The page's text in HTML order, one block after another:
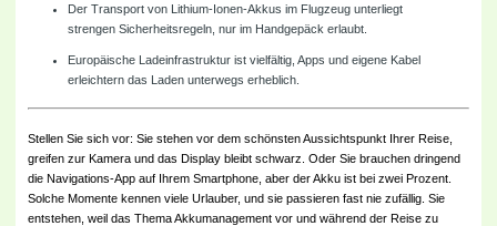
Der Transport von Lithium-Ionen-Akkus im Flugzeug unterliegt
strengen Sicherheitsregeln, nur im Handgepäck erlaubt.
Europäische Ladeinfrastruktur ist vielfältig, Apps und eigene Kabel
erleichtern das Laden unterwegs erheblich.
Stellen Sie sich vor: Sie stehen vor dem schönsten Aussichtspunkt Ihrer Reise,
greifen zur Kamera und das Display bleibt schwarz. Oder Sie brauchen dringend
die Navigations-App auf Ihrem Smartphone, aber der Akku ist bei zwei Prozent.
Solche Momente kennen viele Urlauber, und sie passieren fast nie zufällig. Sie
entstehen, weil das Thema Akkumanagement vor und während der Reise zu